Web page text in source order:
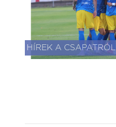
HÍREK A CSAPATRÓL